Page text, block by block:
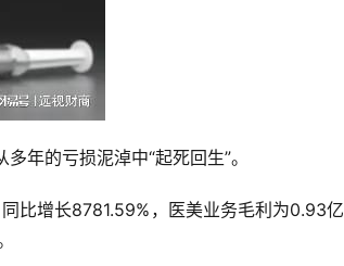
年的亏损泥淖中“起死回生”。
比增长8781.59%，医美业务毛利为0.93亿